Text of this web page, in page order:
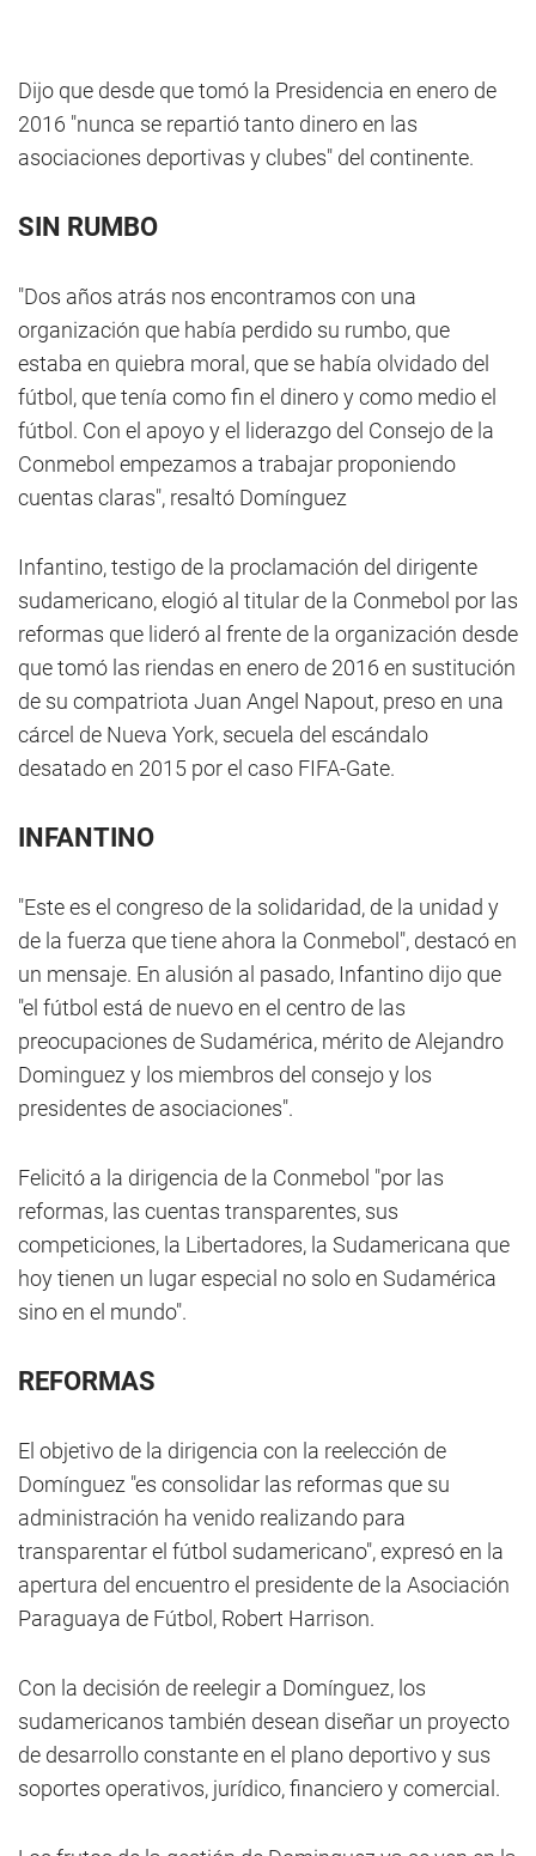
Dijo que desde que tomó la Presidencia en enero de
2016 "nunca se repartió tanto dinero en las
asociaciones deportivas y clubes" del continente.
SIN RUMBO
"Dos años atrás nos encontramos con una
organización que había perdido su rumbo, que
estaba en quiebra moral, que se había olvidado del
fútbol, que tenía como fin el dinero y como medio el
fútbol. Con el apoyo y el liderazgo del Consejo de la
Conmebol empezamos a trabajar proponiendo
cuentas claras", resaltó Domínguez
Infantino, testigo de la proclamación del dirigente
sudamericano, elogió al titular de la Conmebol por las
reformas que lideró al frente de la organización desde
que tomó las riendas en enero de 2016 en sustitución
de su compatriota Juan Angel Napout, preso en una
cárcel de Nueva York, secuela del escándalo
desatado en 2015 por el caso FIFA-Gate.
INFANTINO
"Este es el congreso de la solidaridad, de la unidad y
de la fuerza que tiene ahora la Conmebol", destacó en
un mensaje. En alusión al pasado, Infantino dijo que
"el fútbol está de nuevo en el centro de las
preocupaciones de Sudamérica, mérito de Alejandro
Dominguez y los miembros del consejo y los
presidentes de asociaciones".
Felicitó a la dirigencia de la Conmebol "por las
reformas, las cuentas transparentes, sus
competiciones, la Libertadores, la Sudamericana que
hoy tienen un lugar especial no solo en Sudamérica
sino en el mundo".
REFORMAS
El objetivo de la dirigencia con la reelección de
Domínguez "es consolidar las reformas que su
administración ha venido realizando para
transparentar el fútbol sudamericano", expresó en la
apertura del encuentro el presidente de la Asociación
Paraguaya de Fútbol, Robert Harrison.
Con la decisión de reelegir a Domínguez, los
sudamericanos también desean diseñar un proyecto
de desarrollo constante en el plano deportivo y sus
soportes operativos, jurídico, financiero y comercial.